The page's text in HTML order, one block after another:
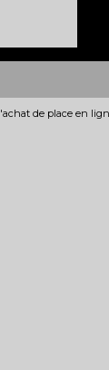
de place en